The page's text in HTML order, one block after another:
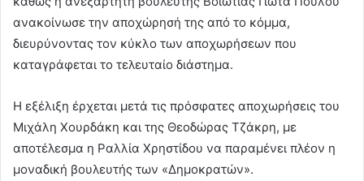
ανακοίνωσε την αποχώρησή της από το κόμμα,
διευρύνοντας τον κύκλο των αποχωρήσεων που
καταγράφεται το τελευταίο διάστημα.
Η εξέλιξη έρχεται μετά τις πρόσφατες αποχωρήσεις του
Μιχάλη Χουρδάκη και της Θεοδώρας Τζάκρη, με
αποτέλεσμα η Ραλλία Χρηστίδου να παραμένει πλέον η
μοναδική βουλευτής των «Δημοκρατών».